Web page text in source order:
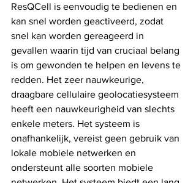
ResQCell is eenvoudig te bedienen en
kan snel worden geactiveerd, zodat
snel kan worden gereageerd in
gevallen waarin tijd van cruciaal belang
is om gewonden te helpen en levens te
redden. Het zeer nauwkeurige,
draagbare cellulaire geolocatiesysteem
heeft een nauwkeurigheid van slechts
enkele meters. Het systeem is
onafhankelijk, vereist geen gebruik van
lokale mobiele netwerken en
ondersteunt alle soorten mobiele